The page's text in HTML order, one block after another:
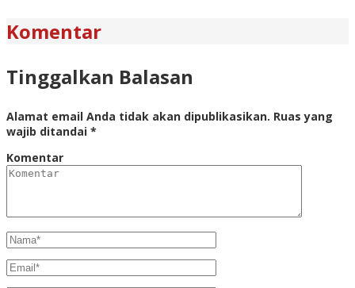
Komentar
Tinggalkan Balasan
Alamat email Anda tidak akan dipublikasikan. Ruas yang
wajib ditandai *
Komentar